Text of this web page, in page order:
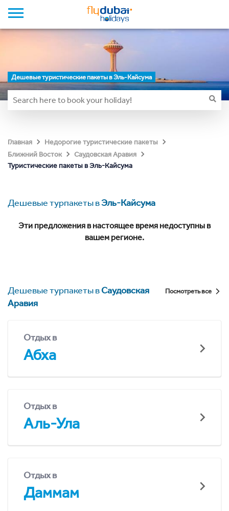
Дешевые туристические пакеты в Эль-Кайсума
Главная
Недорогие туристические пакеты
Ближний Восток
Саудовская Аравия
Туристические пакеты в Эль-Кайсума
Дешевые турпакеты вЭль-Кайсума
Эти предложения в настоящее время недоступны в
вашем регионе.
Дешевые турпакеты вСаудовская
Аравия
Посмотреть все
Отдых в
Абха
Отдых в
Аль-Ула
Отдых в
Даммам